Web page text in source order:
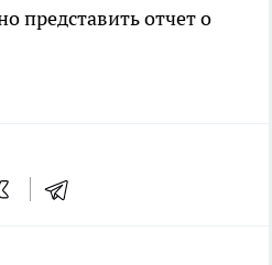
представить отчет о